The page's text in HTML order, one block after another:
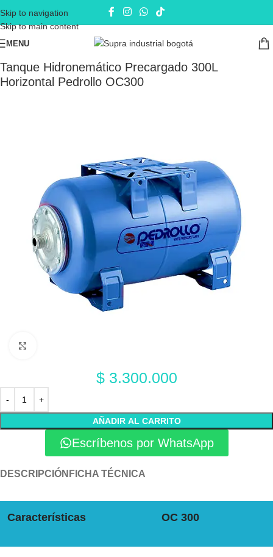
Skip to navigation
Skip to main content
MENU
Inicio Equipos de Presión Tanques
Tanque Hidronemático Precargado 300L
Horizontal Pedrollo OC300
$3.300.000
AÑADIR AL CARRITO
Escríbenos por WhatsApp
DESCRIPCIÓN FICHA TÉCNICA
Características OC 300